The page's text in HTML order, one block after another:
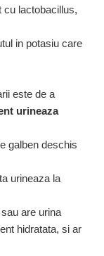
cu lactobacillus,
in potasiu care
este de a
urineaza
galben deschis
urineaza la
are urina
hidratata, si ar